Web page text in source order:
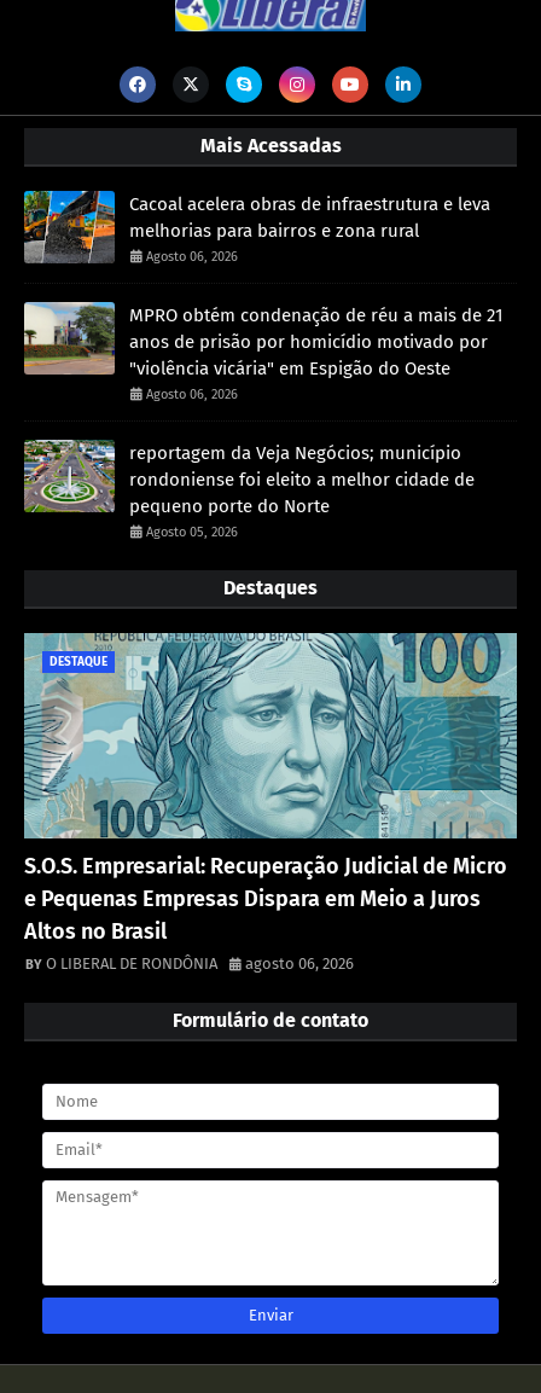
Mais Acessadas
Cacoal acelera obras de infraestrutura e leva
melhorias para bairros e zona rural
Agosto 06, 2026
MPRO obtém condenação de réu a mais de 21
anos de prisão por homicídio motivado por
"violência vicária" em Espigão do Oeste
Agosto 06, 2026
reportagem da Veja Negócios; município
rondoniense foi eleito a melhor cidade de
pequeno porte do Norte
Agosto 05, 2026
Destaques
DESTAQUE
S.O.S. Empresarial: Recuperação Judicial de Micro
e Pequenas Empresas Dispara em Meio a Juros
Altos no Brasil
O LIBERAL DE RONDÔNIA agosto 06, 2026
Formulário de contato